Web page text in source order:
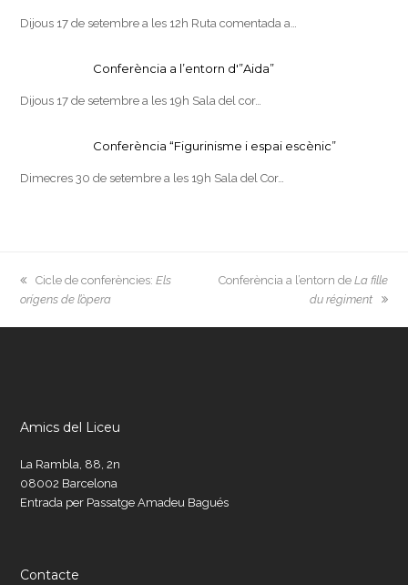
Dijous 17 de setembre a les 12h Ruta comentada a…
Conferència a l’entorn d'”Aida”
Dijous 17 de setembre a les 19h Sala del cor…
Conferència “Figurinisme i espai escènic”
Dimecres 30 de setembre a les 19h Sala del Cor…
previous
post:
Cicle de conferències:Els
orígens de l’òpera
next
Conferència a l’entorn de La fille
du régiment
Amics del Liceu
La Rambla, 88, 2n
08002 Barcelona
Entrada per Passatge Amadeu Bagués
Contacte